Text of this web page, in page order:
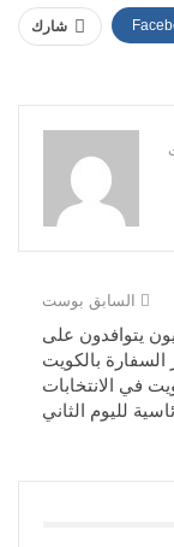
شارك
السابق بوست
يتوافدون على
السفارة بالكويت
في الانتخابات
لليوم الثاني